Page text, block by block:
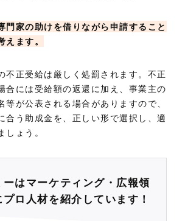
門家の助けを借りながら申請すること
ます。
不正受給は厳しく処罰されます。不正
合には受給額の返還に加え、事業主の
等が公表される場合がありますので、
合う助成金を、正しい形で選択し、適
ょう。
はマーケティング・広報領
ロ人材を紹介しています！